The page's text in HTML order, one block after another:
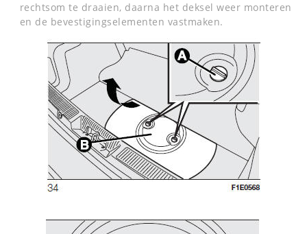
rechtsom te draaien, daarna het deksel weer monteren
en de bevestigingselementen vastmaken.